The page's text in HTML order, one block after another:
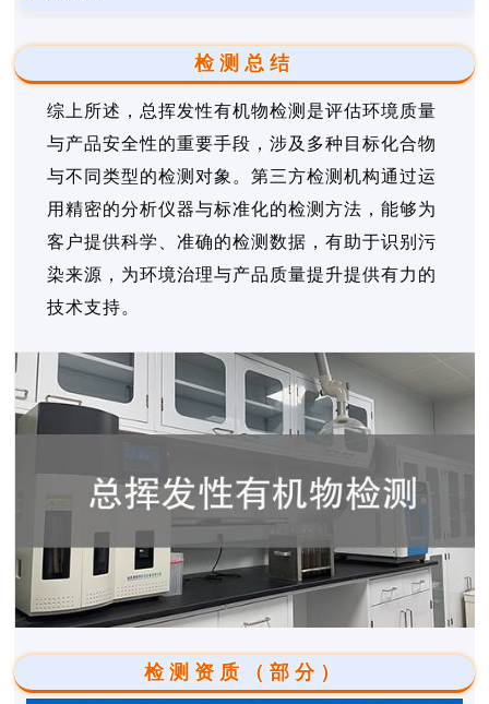
检测总结
综上所述，总挥发性有机物检测是评估环境质量
与产品安全性的重要手段，涉及多种目标化合物
与不同类型的检测对象。第三方检测机构通过运
用精密的分析仪器与标准化的检测方法，能够为
客户提供科学、准确的检测数据，有助于识别污
染来源，为环境治理与产品质量提升提供有力的
技术支持。
检测资质（部分）